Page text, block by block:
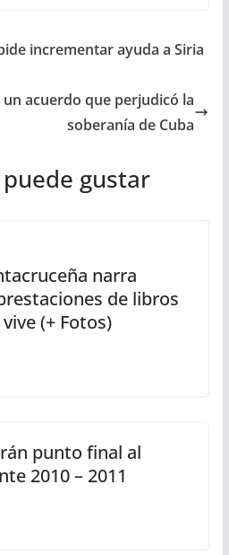
incrementar ayuda a Siria
acuerdo que perjudicó la
soberanía de Cuba
gustar
narra
de libros
(+ Fotos)
punto final al
2010 – 2011